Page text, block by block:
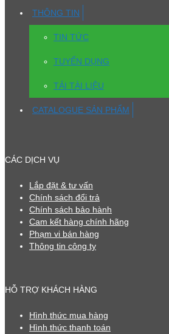
THÔNG TIN
TIN TỨC
TUYỂN DỤNG
TẢI TÀI LIỆU
CATALOGUE SẢN PHẨM
CÁC DỊCH VỤ
Lắp đặt & tư vấn
Chính sách đổi trả
Chính sách bảo hành
Cam kết hàng chính hãng
Phạm vi bán hàng
Thông tin công ty
HỖ TRỢ KHÁCH HÀNG
Hình thức mua hàng
Hình thức thanh toán